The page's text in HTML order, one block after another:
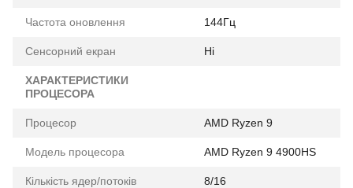
Частота оновлення 144Гц
Сенсорний екран Ні
ХАРАКТЕРИСТИКИ
ПРОЦЕСОРА
Процесор AMD Ryzen 9
Модель процесора AMD Ryzen 9 4900HS
Кількість ядер/потоків 8/16